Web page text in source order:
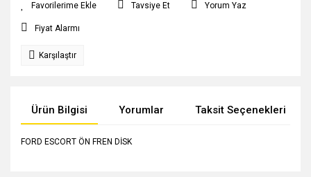
Tavsiye Et Yorum Yaz
Fiyat Alarmı
Karşılaştır
Ürün Bilgisi Yorumlar Taksit Seçenekleri
FORD ESCORT ÖN FREN DİSK